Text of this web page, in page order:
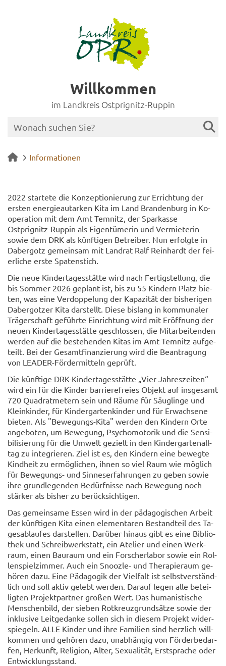
Willkommen
im Landkreis Ostprignitz-Ruppin
Informationen
2022 star­te­te die Kon­zep­tio­nie­rung zur Er­rich­tung der
ers­ten en­er­gie­aut­ar­ken Kita im Land Bran­den­burg in Ko­
ope­ra­ti­on mit dem Amt Tem­nitz, der Spar­kas­se
Ostprignitz-​Ruppin als Ei­gen­tü­me­rin und Ver­mie­te­rin
sowie dem DRK als künf­ti­gen Be­trei­ber. Nun er­folg­te in
Da­ber­gotz ge­mein­sam mit Land­rat Ralf Rein­hardt der fei­
er­li­che erste Spa­ten­stich.
Die neue Kin­der­ta­ges­stät­te wird nach Fer­tig­stel­lung, die
bis Som­mer 2026 ge­plant ist, bis zu 55 Kin­dern Platz bie­
ten, was eine Ver­dop­pe­lung der Ka­pa­zi­tät der bis­he­ri­gen
Da­ber­got­zer Kita dar­stellt. Diese bis­lang in kom­mu­na­ler
Trä­ger­schaft ge­führ­te Ein­rich­tung wird mit Er­öff­nung der
neuen Kin­der­ta­ges­stät­te ge­schlos­sen, die Mit­ar­bei­ten­den
wer­den auf die be­stehen­den Kitas im Amt Tem­nitz auf­ge­
teilt. Bei der Ge­samt­fi­nan­zie­rung wird die Be­an­tra­gung
von LEADER-​Fördermitteln ge­prüft.
Die künf­ti­ge DRK-​Kindertagesstätte „Vier Jah­res­zei­ten“
wird ein für die Kin­der bar­rie­re­frei­es Ob­jekt auf ins­ge­samt
720 Qua­drat­me­tern sein und Räume für Säug­lin­ge und
Klein­kin­der, für Kin­der­gar­ten­kin­der und für Er­wach­se­ne
bie­ten. Als "Bewegungs-​Kita" wer­den den Kin­dern Orte
an­ge­bo­ten, um Be­we­gung, Psy­cho­mo­to­rik und die Sen­si­
bi­li­sie­rung für die Um­welt ge­zielt in den Kin­der­gar­ten­all­
tag zu in­te­grie­ren. Ziel ist es, den Kin­dern eine be­weg­te
Kind­heit zu er­mög­li­chen, ihnen so viel Raum wie mög­lich
für Bewegungs-​ und Sin­nes­er­fah­run­gen zu geben sowie
ihre grund­le­gen­den Be­dürf­nis­se nach Be­we­gung noch
stär­ker als bis­her zu be­rück­sich­ti­gen.
Das ge­mein­sa­me Essen wird in der päd­ago­gi­schen Ar­beit
der künf­ti­gen Kita einen ele­men­ta­ren Be­stand­teil des Ta­
ges­ab­lau­fes dar­stel­len. Dar­über hin­aus gibt es eine Bi­blio­
thek und Schreib­werk­statt, ein Ate­lier und einen Werk­
raum, einen Bau­raum und ein Forsch­er­la­bor sowie ein Rol­
len­spiel­zim­mer. Auch ein Snoozle-​ und The­ra­pie­raum ge­
hö­ren dazu. Eine Päd­ago­gik der Viel­falt ist selbst­ver­ständ­
lich und soll aktiv ge­lebt wer­den. Dar­auf legen alle be­tei­
lig­ten Pro­jekt­part­ner gro­ßen Wert. Das hu­ma­nis­ti­sche
Men­schen­bild, der sie­ben Rot­kreuz­grund­sät­ze sowie der
in­klu­si­ve Leit­ge­dan­ke sol­len sich in die­sem Pro­jekt wi­der­
spie­geln. ALLE Kin­der und ihre Fa­mi­li­en sind herz­lich will­
kom­men und ge­hö­ren dazu, un­ab­hän­gig von För­der­be­dar­
fen, Her­kunft, Re­li­gi­on, Alter, Se­xua­li­tät, Erst­spra­che oder
Ent­wick­lungs­stand.